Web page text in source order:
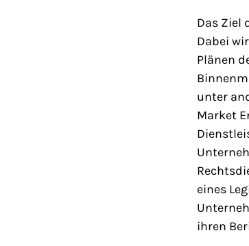
Das Ziel
Dabei
Plänen
unter
Market
eines
ihren